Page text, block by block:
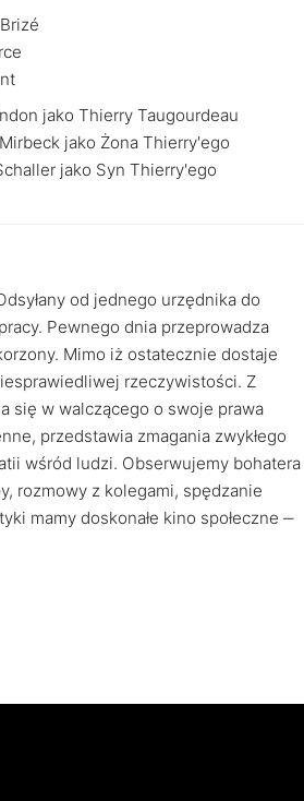
jako Thierry Taugourdeau
jako Żona Thierry'ego
jako Syn Thierry'ego
od jednego urzędnika do
Pewnego dnia przeprowadza
Mimo iż ostatecznie dostaje
rzeczywistości. Z
się w walczącego o swoje prawa
przedstawia zmagania zwykłego
wśród ludzi. Obserwujemy bohatera
rozmowy z kolegami, spędzanie
mamy doskonałe kino społeczne ‒